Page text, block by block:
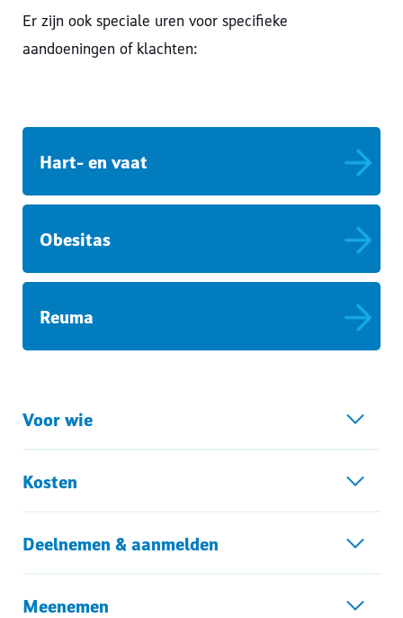
Er zijn ook speciale uren voor specifieke
aandoeningen of klachten:
Hart- en vaat
Obesitas
Reuma
Voor wie
Kosten
Deelnemen & aanmelden
Meenemen